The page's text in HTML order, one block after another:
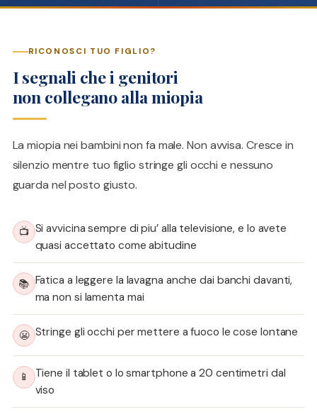
RICONOSCI TUO FIGLIO?
I segnali che i genitori
non collegano alla miopia
La miopia nei bambini non fa male. Non avvisa. Cresce in
silenzio mentre tuo figlio stringe gli occhi e nessuno
guarda nel posto giusto.
📺 Si avvicina sempre di piu’ alla televisione, e lo avete
quasi accettato come abitudine
📚 Fatica a leggere la lavagna anche dai banchi davanti,
ma non si lamenta mai
😬 Stringe gli occhi per mettere a fuoco le cose lontane
📱
Tiene il tablet o lo smartphone a 20 centimetri dal
viso